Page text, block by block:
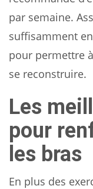
par semaine.
suffisamment
pour permettre
se reconstruire.
Les
pour
les bras
En plus des